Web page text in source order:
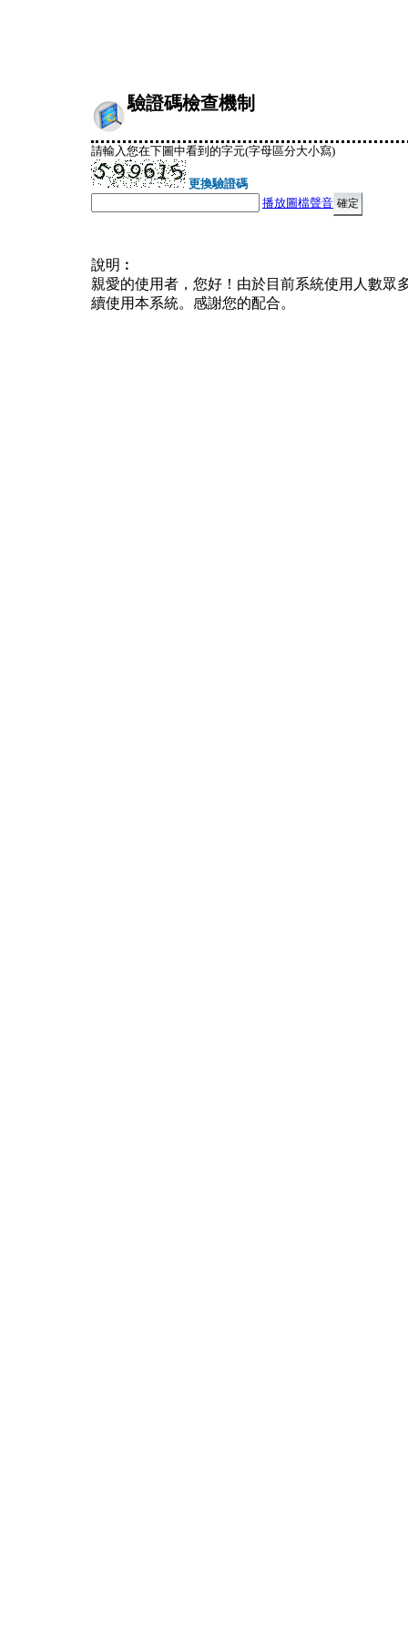
驗證碼檢查機制
請輸入您在下圖中看到的字元(字母區分大小寫)
更換驗證碼
播放圖檔聲音
說明︰
親愛的使用者，您好！由於目前系統使用人數眾
續使用本系統。感謝您的配合。